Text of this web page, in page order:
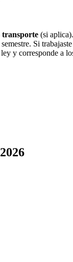
transporte (si
Si
y corresponde a